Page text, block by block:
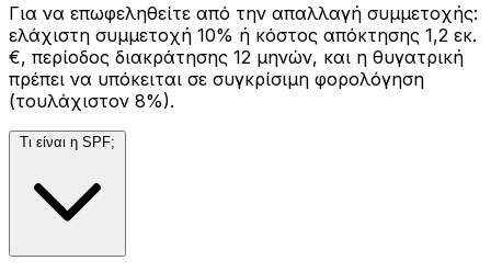
Για να επωφεληθείτε από την απαλλαγή συμμετοχής:
ελάχιστη συμμετοχή 10% ή κόστος απόκτησης 1,2 εκ.
€, περίοδος διακράτησης 12 μηνών, και η θυγατρική
πρέπει να υπόκειται σε συγκρίσιμη φορολόγηση
(τουλάχιστον 8%).
Τι είναι η SPF;